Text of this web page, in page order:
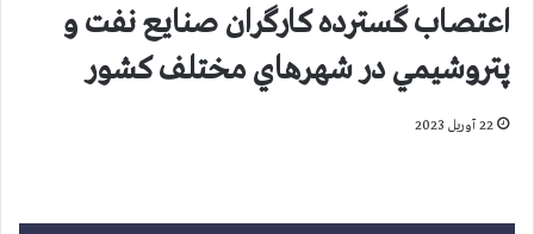
اعتصاب گسترده كارگران صنايع نفت و
پتروشيمي در شهرهاي مختلف كشور
22 آوریل 2023